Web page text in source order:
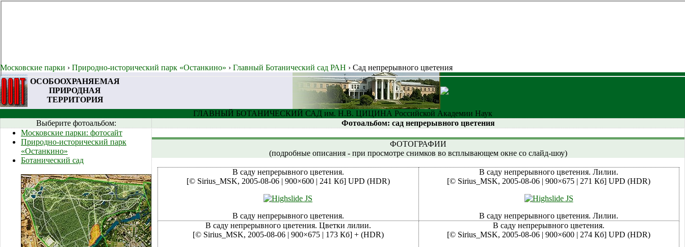
Московские парки › Природно-исторический парк «Останкино» › Главный Ботанический сад РАН › Сад непрерывного цветения
ОСОБООХРАНЯЕМАЯ
ПРИРОДНАЯ
ТЕРРИТОРИЯ
ГЛАВНЫЙ БОТАНИЧЕСКИЙ САД им. Н.В. ЦИЦИНА Российской Академии Наук
Выберите фотоальбом:
Фотоальбом: сад непрерывного цветения
Московские парки: фотосайт
Природно-исторический парк
«Останкино»
Ботанический сад
ФОТОГРАФИИ
(подробные описания - при просмотре снимков во всплывающем окне со слайд-шоу)
В саду непрерывного цветения.
[© Sirius_MSK, 2005-08-06 | 900×600 | 241 Кб]UPD (HDR)
В саду непрерывного цветения.
В саду непрерывного цветения. Лилии.
[© Sirius_MSK, 2005-08-06 | 900×675 | 271 Кб] UPD (HDR)
В саду непрерывного цветения. Лилии.
В саду непрерывного цветения. Цветки лилии.
[© Sirius_MSK, 2005-08-06 | 900×675 | 173 Кб]+ (HDR)
В саду непрерывного цветения.
[© Sirius_MSK, 2005-08-06 | 900×600 | 274 Кб] UPD (HDR)